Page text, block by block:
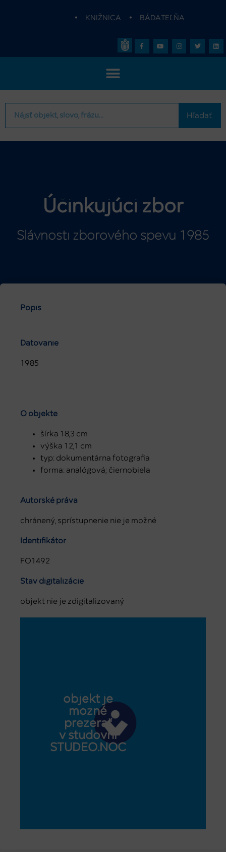
• KNIŽNICA • BÁDATEĽŇA
Hľadať
Účinkujúci zbor
Slávnosti zborového spevu 1985
Popis
Datovanie
1985
O objekte
šírka 18,3 cm
výška 12,1 cm
typ: dokumentárna fotografia
forma: analógová; čiernobiela
Autorské práva
chránený, sprístupnenie nie je možné
Identifikátor
FO1492
Stav digitalizácie
objekt nie je zdigitalizovaný
objekt je
možné
prezerať
v študovni
STUDEO.NOC